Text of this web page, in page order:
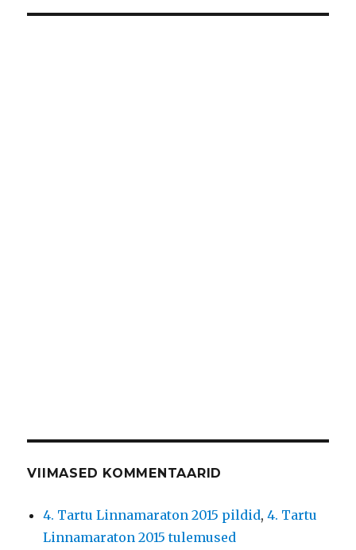
VIIMASED KOMMENTAARID
4. Tartu Linnamaraton 2015 pildid,4. Tartu
Linnamaraton 2015 tulemused